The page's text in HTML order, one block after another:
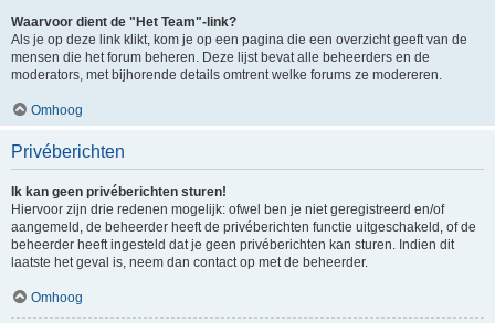
Waarvoor dient de "Het Team"-link?
Als je op deze link klikt, kom je op een pagina die een overzicht geeft van de
mensen die het forum beheren. Deze lijst bevat alle beheerders en de
moderators, met bijhorende details omtrent welke forums ze modereren.
Omhoog
Privéberichten
Ik kan geen privéberichten sturen!
Hiervoor zijn drie redenen mogelijk: ofwel ben je niet geregistreerd en/of
aangemeld, de beheerder heeft de privéberichten functie uitgeschakeld, of de
beheerder heeft ingesteld dat je geen privéberichten kan sturen. Indien dit
laatste het geval is, neem dan contact op met de beheerder.
Omhoog